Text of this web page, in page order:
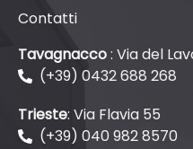
Contatti
Tavagnacco: Via del
(+39) 0432 688 268
Trieste: Via Flavia 55
(+39) 040 982 8570